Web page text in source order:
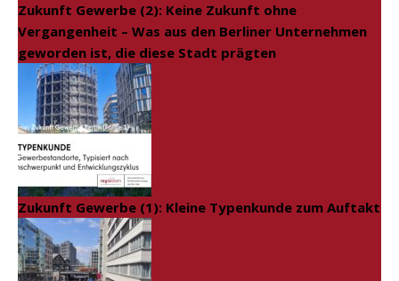
Zukunft Gewerbe (2): Keine Zukunft ohne
Vergangenheit – Was aus den Berliner Unternehmen
geworden ist, die diese Stadt prägten
Zukunft Gewerbe (1): Kleine Typenkunde zum Auftakt